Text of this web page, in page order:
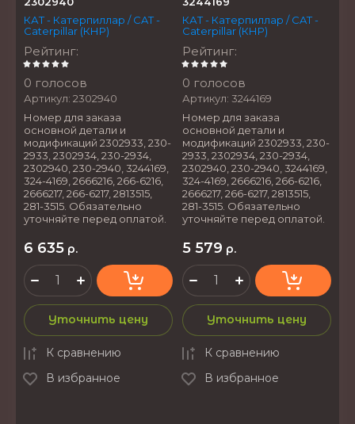
КАТ - Катерпиллар / CAT -
Caterpillar (КНР)
Рейтинг:
0 голосов
Артикул: 2302940
Номер для заказа
основной детали и
модификаций 2302933, 230-
2933, 2302934, 230-2934,
2302940, 230-2940, 3244169,
324-4169, 2666216, 266-6216,
2666217, 266-6217, 2813515,
281-3515. Обязательно
уточняйте перед оплатой.
6 635 р.
Уточнить цену
К сравнению
В избранное
КАТ - Катерпиллар / CAT -
Caterpillar (КНР)
Рейтинг:
0 голосов
Артикул: 3244169
Номер для заказа
основной детали и
модификаций 2302933, 230-
2933, 2302934, 230-2934,
2302940, 230-2940, 3244169,
324-4169, 2666216, 266-6216,
2666217, 266-6217, 2813515,
281-3515. Обязательно
уточняйте перед оплатой.
5 579 р.
Уточнить цену
К сравнению
В избранное